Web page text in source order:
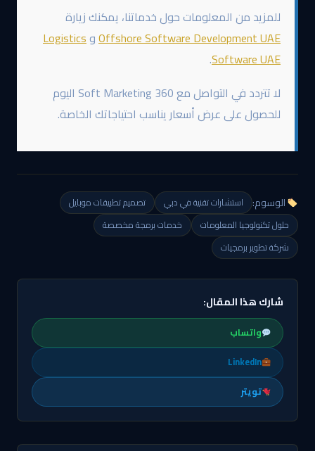
للمزيد من المعلومات حول خدماتنا، يمكنك زيارة
Offshore Software Development UAEوLogistics
Software UAE
.
لا تتردد في التواصل مع 360 Soft Marketing اليوم
للحصول على عرض أسعار يناسب احتياجاتك الخاصة.
الوسوم: استشارات تقنية في دبي
تصميم تطبيقات موبايل
حلول تكنولوجيا المعلومات
خدمات برمجة مخصصة
شركة تطوير برمجيات
شارك هذا المقال:
واتساب
LinkedIn
تويتر